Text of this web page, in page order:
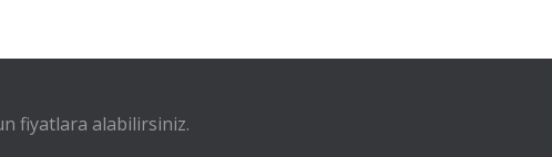
fiyatlara alabilirsiniz.